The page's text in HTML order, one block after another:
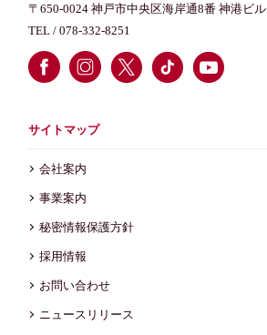
〒650-0024 神戸市中央区海岸通8番 神港ビル
TEL /078-332-8251
サイトマップ
会社案内
事業案内
秘密情報保護方針
採用情報
お問い合わせ
ニュースリリース